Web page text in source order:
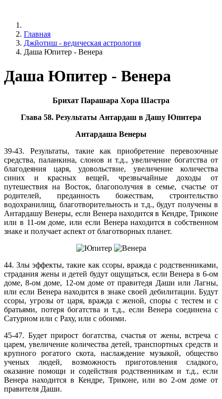
Главная
Джйотиш - ведическая астрология
Даша Юпитер - Венера
Даша Юпитер - Венера
Брихат Парашара Хора Шастра
Глава 58. Результаты Антардаш в Дашу Юпитера
Антардаша Венеры
39-43. Результаты, такие как приобретение перевозочные
средства, паланкина, слонов и т.д., увеличение богатства от
благодеяния царя, удовольствие, увеличение количества
синих и красных вещей, чрезвычайные доходы от
путешествия на Восток, благополучия в семье, счастье от
родителей, преданность божествам, строительство
водохранилищ, благотворительность и т.д., будут получены в
Антардашу Венеры, если Венера находится в Кендре, Триконе
или в 11-ом доме, или если Венера находится в собственном
знаке и получает аспект от благотворных планет.
44. Злы эффекты, такие как ссоры, вражда с родственниками,
страдания жены и детей будут ощущаться, если Венера в 6-ом
доме, 8-ом доме, 12-ом доме от правитедя Даши или Лагны,
или если Венера находится в знаке своей дебилитации. Будут
ссоры, угрозы от царя, вражда с женой, споры с тестем и с
братьями, потеря богатства и т.д., если Венера соединена с
Сатурном или с Раху, или с обоими.
45-47. Будет прирост богатства, счастья от жены, встреча с
царем, увеличение количества детей, транспортных средств и
крупного рогатого скота, наслаждение музыкой, общество
ученых людей, возможность приготовления сладкого,
оказание помощи и содействия родственникам и т.д., если
Венера находится в Кендре, Триконе, или во 2-ом доме от
правителя Даши.